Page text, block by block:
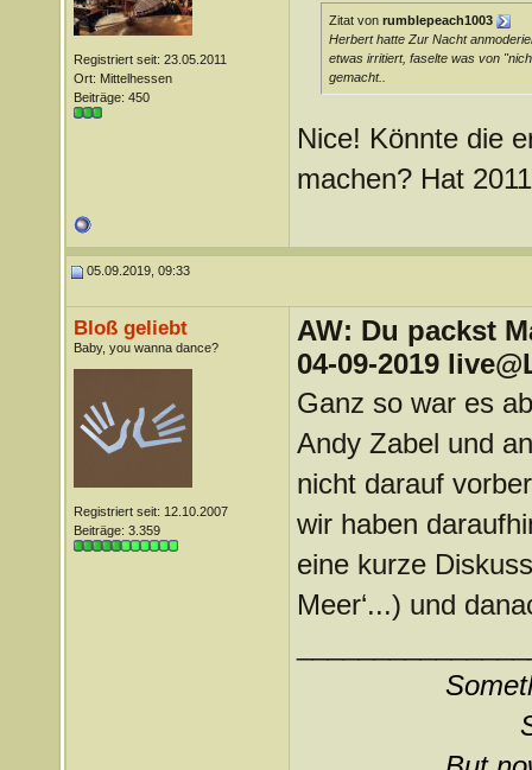
Registriert seit: 23.05.2011
Ort: Mittelhessen
Beiträge: 450
Zitat von rumblepeach1003
Herbert hatte Zur Nacht
etwas irritiert, faselte was von
gemacht..
Nice! Könnte die
machen? Hat
05.09.2019, 09:33
Bloß geliebt
Baby, you wanna dance?
Registriert seit: 12.10.2007
Beiträge: 3.359
AW: Du packst
04-09-2019
Ganz so war es
Andy Zabel und
nicht darauf
wir haben
eine kurze
Meer‘...) und